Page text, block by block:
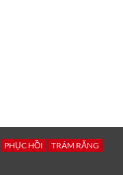
PHỤC HỒI TRÁM RĂNG